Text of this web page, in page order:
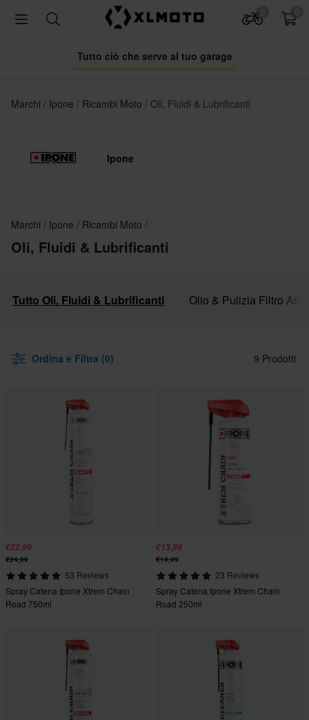
Tutto ciò che serve al tuo garage
Marchi Ipone Ricambi Moto Oli, Fluidi & Lubrificanti
Ipone
Marchi Ipone Ricambi Moto
Oli, Fluidi & Lubrificanti
Tutto Oli, Fluidi & Lubrificanti Olio & Pulizia Filtro Aria
Ordina e Filtra (0) 9 Prodotti
€22,99
€24,99
53 Reviews
Spray Catena Ipone Xtrem Chain
Road 750ml
€13,99
€14,99
23 Reviews
Spray Catena Ipone Xtrem Chain
Road 250ml